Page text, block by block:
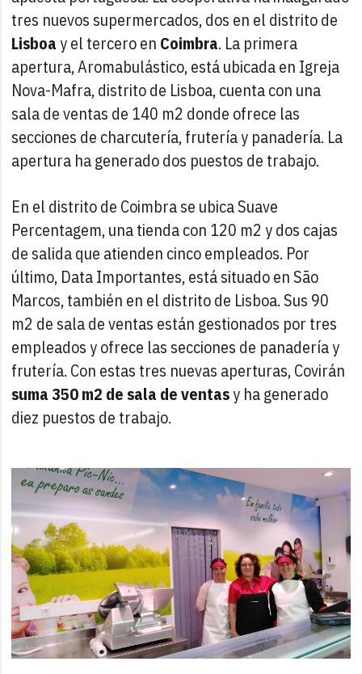
tres nuevos supermercados, dos en el distrito de
Lisboay el tercero en Coimbra. La primera
apertura, Aromabulástico, está ubicada en Igreja
Nova-Mafra, distrito de Lisboa, cuenta con una
sala de ventas de 140 m2 donde ofrece las
secciones de charcutería, frutería y panadería. La
apertura ha generado dos puestos de trabajo.
En el distrito de Coimbra se ubica Suave
Percentagem, una tienda con 120 m2 y dos cajas
de salida que atienden cinco empleados. Por
último, Data Importantes, está situado en São
Marcos, también en el distrito de Lisboa. Sus 90
m2 de sala de ventas están gestionados por tres
empleados y ofrece las secciones de panadería y
frutería. Con estas tres nuevas aperturas, Covirán
suma 350 m2 de sala de ventasy ha generado
diez puestos de trabajo.